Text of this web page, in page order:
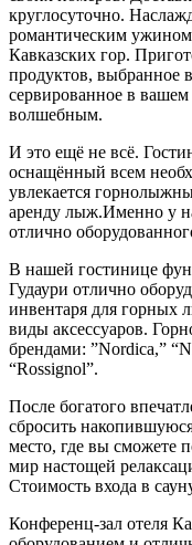
круглосуточно.
романтическим
Кавказских гор.
продуктов, выбранное
сервированное в
волшебным.
И это ещё не всё.
оснащённый всем
увлекается
аренду лыж.Именно у
отлично
В нашей гостинице
Гудаури отлично
инвентаря для горных
виды аксессуаров.
брендами: ”Nordica,”
“Rossignol”.
После богатого
сбросить
место, где вы сможете
мир настощей
Стоимость входа в
Конференц-зал отеля